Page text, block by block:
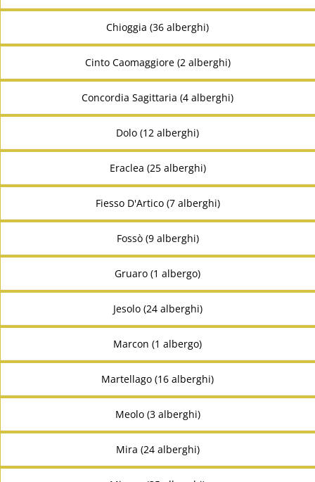
Chioggia (36 alberghi)
Cinto Caomaggiore (2 alberghi)
Concordia Sagittaria (4 alberghi)
Dolo (12 alberghi)
Eraclea (25 alberghi)
Fiesso D'Artico (7 alberghi)
Fossò (9 alberghi)
Gruaro (1 albergo)
Jesolo (24 alberghi)
Marcon (1 albergo)
Martellago (16 alberghi)
Meolo (3 alberghi)
Mira (24 alberghi)